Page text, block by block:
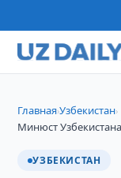
Главная›Узбекистан›
Минюст
УЗБЕКИСТАН